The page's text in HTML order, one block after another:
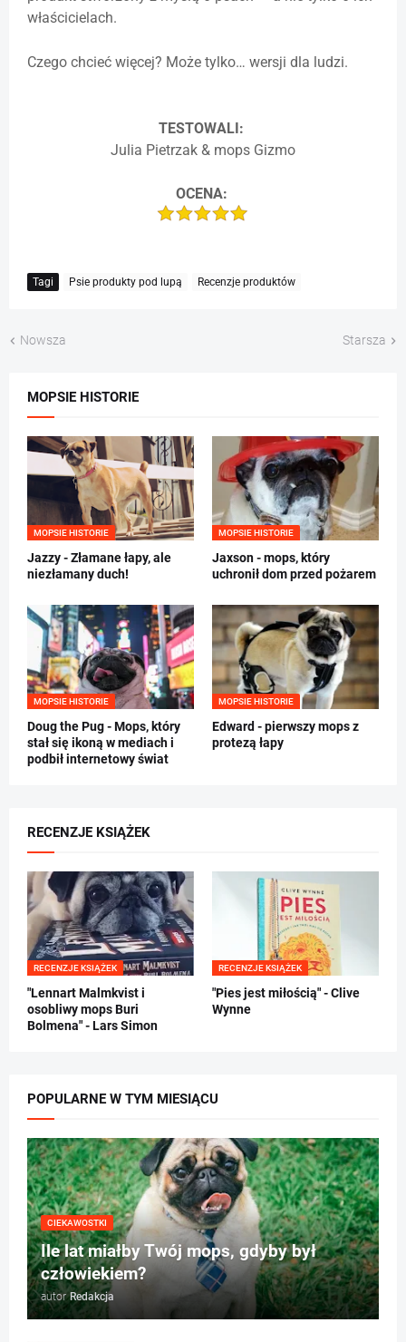
właścicielach.
Czego chcieć więcej? Może tylko… wersji dla ludzi.
TESTOWALI:
Julia Pietrzak & mops Gizmo
OCENA:
Tagi Psie produkty pod lupą Recenzje produktów
Nowsza Starsza
MOPSIE HISTORIE
MOPSIE HISTORIE
Jazzy - Złamane łapy, ale
niezłamany duch!
MOPSIE HISTORIE
Jaxson - mops, który
uchronił dom przed pożarem
MOPSIE HISTORIE
Doug the Pug - Mops, który
stał się ikoną w mediach i
podbił internetowy świat
MOPSIE HISTORIE
Edward - pierwszy mops z
protezą łapy
RECENZJE KSIĄŻEK
RECENZJE KSIĄŻEK
"Lennart Malmkvist i
osobliwy mops Buri
Bolmena" - Lars Simon
RECENZJE KSIĄŻEK
"Pies jest miłością" - Clive
Wynne
POPULARNE W TYM MIESIĄCU
CIEKAWOSTKI
Ile lat miałby Twój mops, gdyby był
człowiekiem?
autor Redakcja